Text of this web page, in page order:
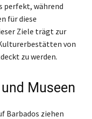
perfekt, während
für diese
Ziele trägt zur
von
zu werden.
Museen
Barbados ziehen